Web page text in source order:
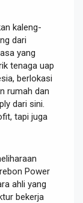
kaleng-
dari
yang
tenaga uap
berlokasi
rumah dan
dari sini.
tapi juga
Power
ahli yang
bekerja